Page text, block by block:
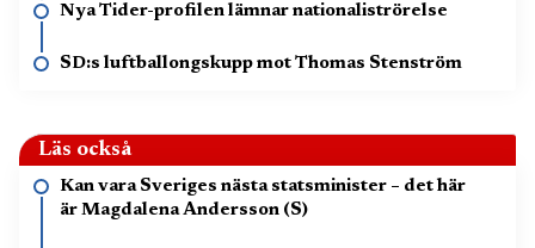
Nya Tider-profilen lämnar nationaliströrelse
SD:s luftballongskupp mot Thomas Stenström
Läs också
Kan vara Sveriges nästa statsminister – det här
är Magdalena Andersson (S)